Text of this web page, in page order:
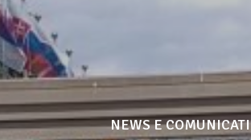
NEWS E COMUNICATI